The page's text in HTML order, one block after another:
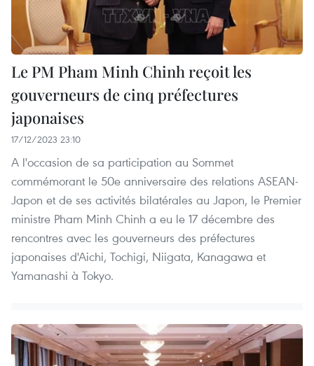
Le PM Pham Minh Chinh reçoit les
gouverneurs de cinq préfectures
japonaises
17/12/2023 23:10
A l'occasion de sa participation au Sommet
commémorant le 50e anniversaire des relations ASEAN-
Japon et de ses activités bilatérales au Japon, le Premier
ministre Pham Minh Chinh a eu le 17 décembre des
rencontres avec les gouverneurs des préfectures
japonaises d'Aichi, Tochigi, Niigata, Kanagawa et
Yamanashi à Tokyo.